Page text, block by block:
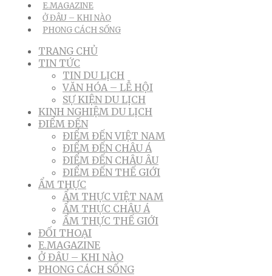
E.MAGAZINE
Ở ĐÂU – KHI NÀO
PHONG CÁCH SỐNG
TRANG CHỦ
TIN TỨC
TIN DU LỊCH
VĂN HÓA – LỄ HỘI
SỰ KIỆN DU LỊCH
KINH NGHIỆM DU LỊCH
ĐIỂM ĐẾN
ĐIỂM ĐẾN VIỆT NAM
ĐIỂM ĐẾN CHÂU Á
ĐIỂM ĐẾN CHÂU ÂU
ĐIỂM ĐẾN THẾ GIỚI
ẨM THỰC
ẨM THỰC VIỆT NAM
ẨM THỰC CHÂU Á
ẨM THỰC THẾ GIỚI
ĐỐI THOẠI
E.MAGAZINE
Ở ĐÂU – KHI NÀO
PHONG CÁCH SỐNG